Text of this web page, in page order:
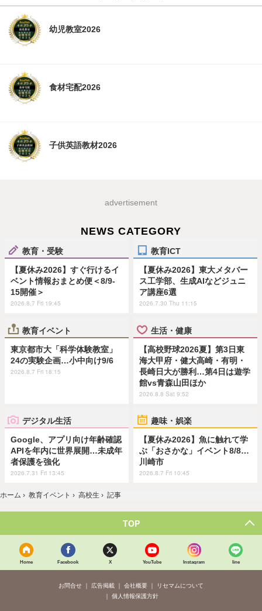
幼児教室2026
食材宅配2026
子供英語教材2026
advertisement
NEWS CATEGORY
教育・受験
【夏休み2026】すぐ行けるイ
ベント情報おまとめ便＜8/9-
15開催＞
2026.8.7 Fri 19:45
教育ICT
【夏休み2026】東大メタバー
ス工学部、生成AIなどジュニ
ア講座6選
2026.7.30 Thu 11:15
教育イベント
東京都市大「科学体験教室」
24の実験企画…小中向け9/6
2026.8.7 Fri 18:15
生活・健康
【高校野球2026夏】第3日東
海大甲府・健大高崎・有明・
長崎日大が勝利…第4日は遊学
館vs青森山田ほか
2026.8.8 Sat 9:52
デジタル生活
Google、アプリ向け年齢確認
APIを年内に世界展開…未成年
者保護を強化
2026.7.31 Fri 13:45
趣味・娯楽
【夏休み2026】魚に触れて学
ぶ「おさかな」イベント8/8…
川崎市
2026.8.7 Fri 10:45
ホーム › 教育イベント › 高校生 › 記事
TOP
Home Facebook X YouTube Instagram line
お問合せ 広告掲載 会社概要
リセマムについて
個人情報保護方針